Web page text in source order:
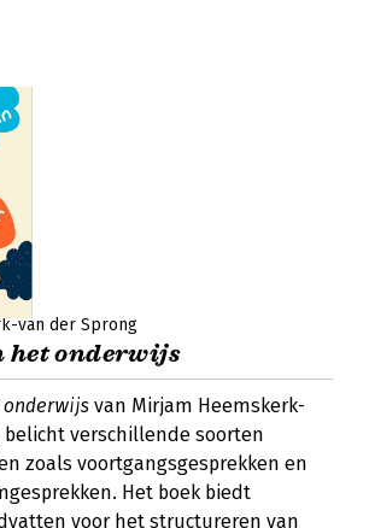
van der Sprong
het onderwijs
van Mirjam Heemskerk-
belicht verschillende soorten
zoals voortgangsgesprekken en
Het boek biedt
voor het structureren van